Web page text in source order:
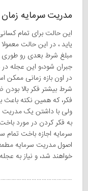
مدریت سرمایه
این حالت برای تمام
یاید ، در این حالت
مبلغ شرط بعدی رو طوری
جبران شود،و این عجله
در اون بازه زمانی ممکن
شرط بیشتر فکر بالا
فکر، که همین نکته
ولی با داشتن یک مدریت
به فکر کردن در مورد
سرمایه اجازه باخت تمام
اصول مدریت سرمایه
خواهند شد، و نیاز به